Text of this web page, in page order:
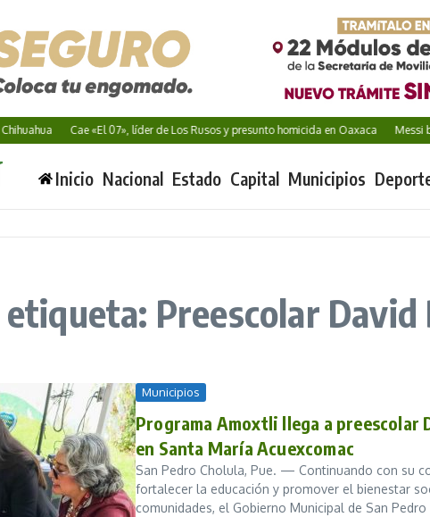
Cae «El 07», líder de Los Rusos y presunto homicida en Oaxaca Messi
Inicio Nacional Estado Capital Municipios
Preescolar David
Municipios
Programa Amoxtli llega a preescolar
en Santa María Acuexcomac
San Pedro Cholula, Pue. — Continuando con su
fortalecer la educación y promover el bienestar
comunidades, el Gobierno Municipal de San